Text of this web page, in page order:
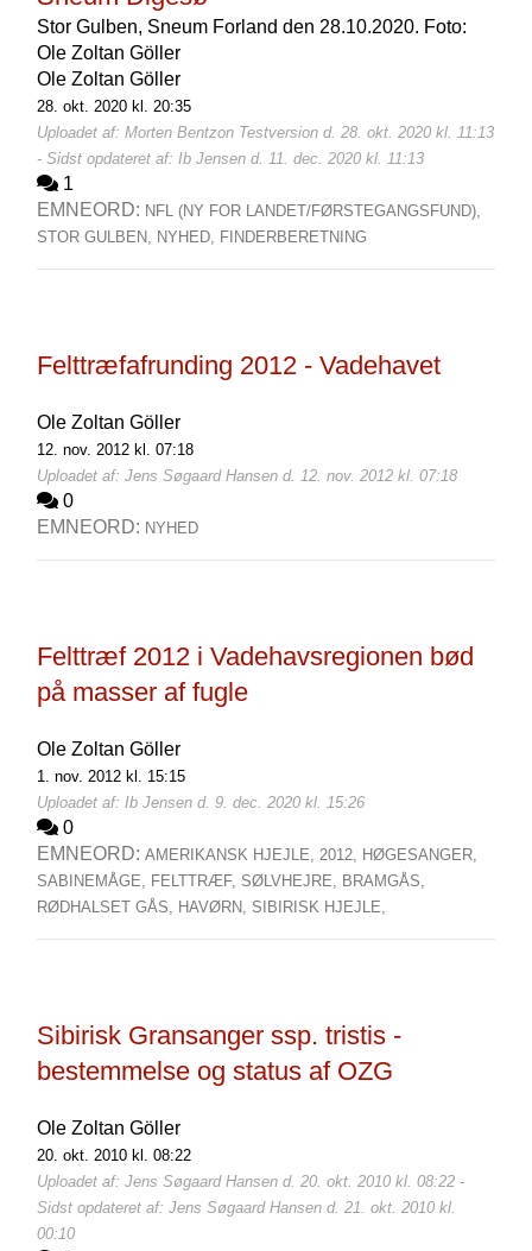
Stor Gulben, Sneum Forland den 28.10.2020. Foto:
Ole Zoltan Göller
Ole Zoltan Göller
28. okt. 2020 kl. 20:35
Uploadet af: Morten Bentzon Testversion d. 28. okt. 2020 kl. 11:13
- Sidst opdateret af: Ib Jensen d. 11. dec. 2020 kl. 11:13
1
EMNEORD: NFL (NY FOR LANDET/FØRSTEGANGSFUND),
STOR GULBEN, NYHED, FINDERBERETNING
Felttræfafrunding 2012 - Vadehavet
Ole Zoltan Göller
12. nov. 2012 kl. 07:18
Uploadet af: Jens Søgaard Hansen d. 12. nov. 2012 kl. 07:18
0
EMNEORD: NYHED
Felttræf 2012 i Vadehavsregionen bød
på masser af fugle
Ole Zoltan Göller
1. nov. 2012 kl. 15:15
Uploadet af: Ib Jensen d. 9. dec. 2020 kl. 15:26
0
EMNEORD: AMERIKANSK HJEJLE, 2012, HØGESANGER,
SABINEMÅGE, FELTTRÆF, SØLVHEJRE, BRAMGÅS,
RØDHALSET GÅS, HAVØRN, SIBIRISK HJEJLE,
Sibirisk Gransanger ssp. tristis -
bestemmelse og status af OZG
Ole Zoltan Göller
20. okt. 2010 kl. 08:22
Uploadet af: Jens Søgaard Hansen d. 20. okt. 2010 kl. 08:22 -
Sidst opdateret af: Jens Søgaard Hansen d. 21. okt. 2010 kl.
00:10